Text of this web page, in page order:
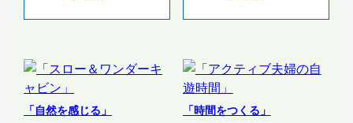
「自然を感じる」 「時間をつくる」